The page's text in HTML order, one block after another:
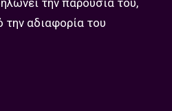
αδιαφορία του